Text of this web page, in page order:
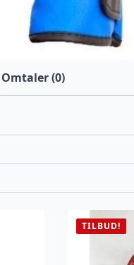
Omtaler (0)
TILBUD!